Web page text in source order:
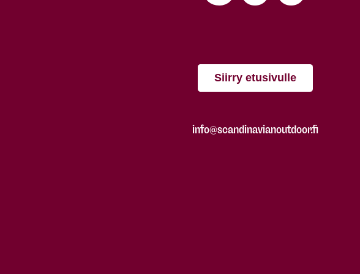
Siirry etusivulle
info@scandinavianoutdoor.fi